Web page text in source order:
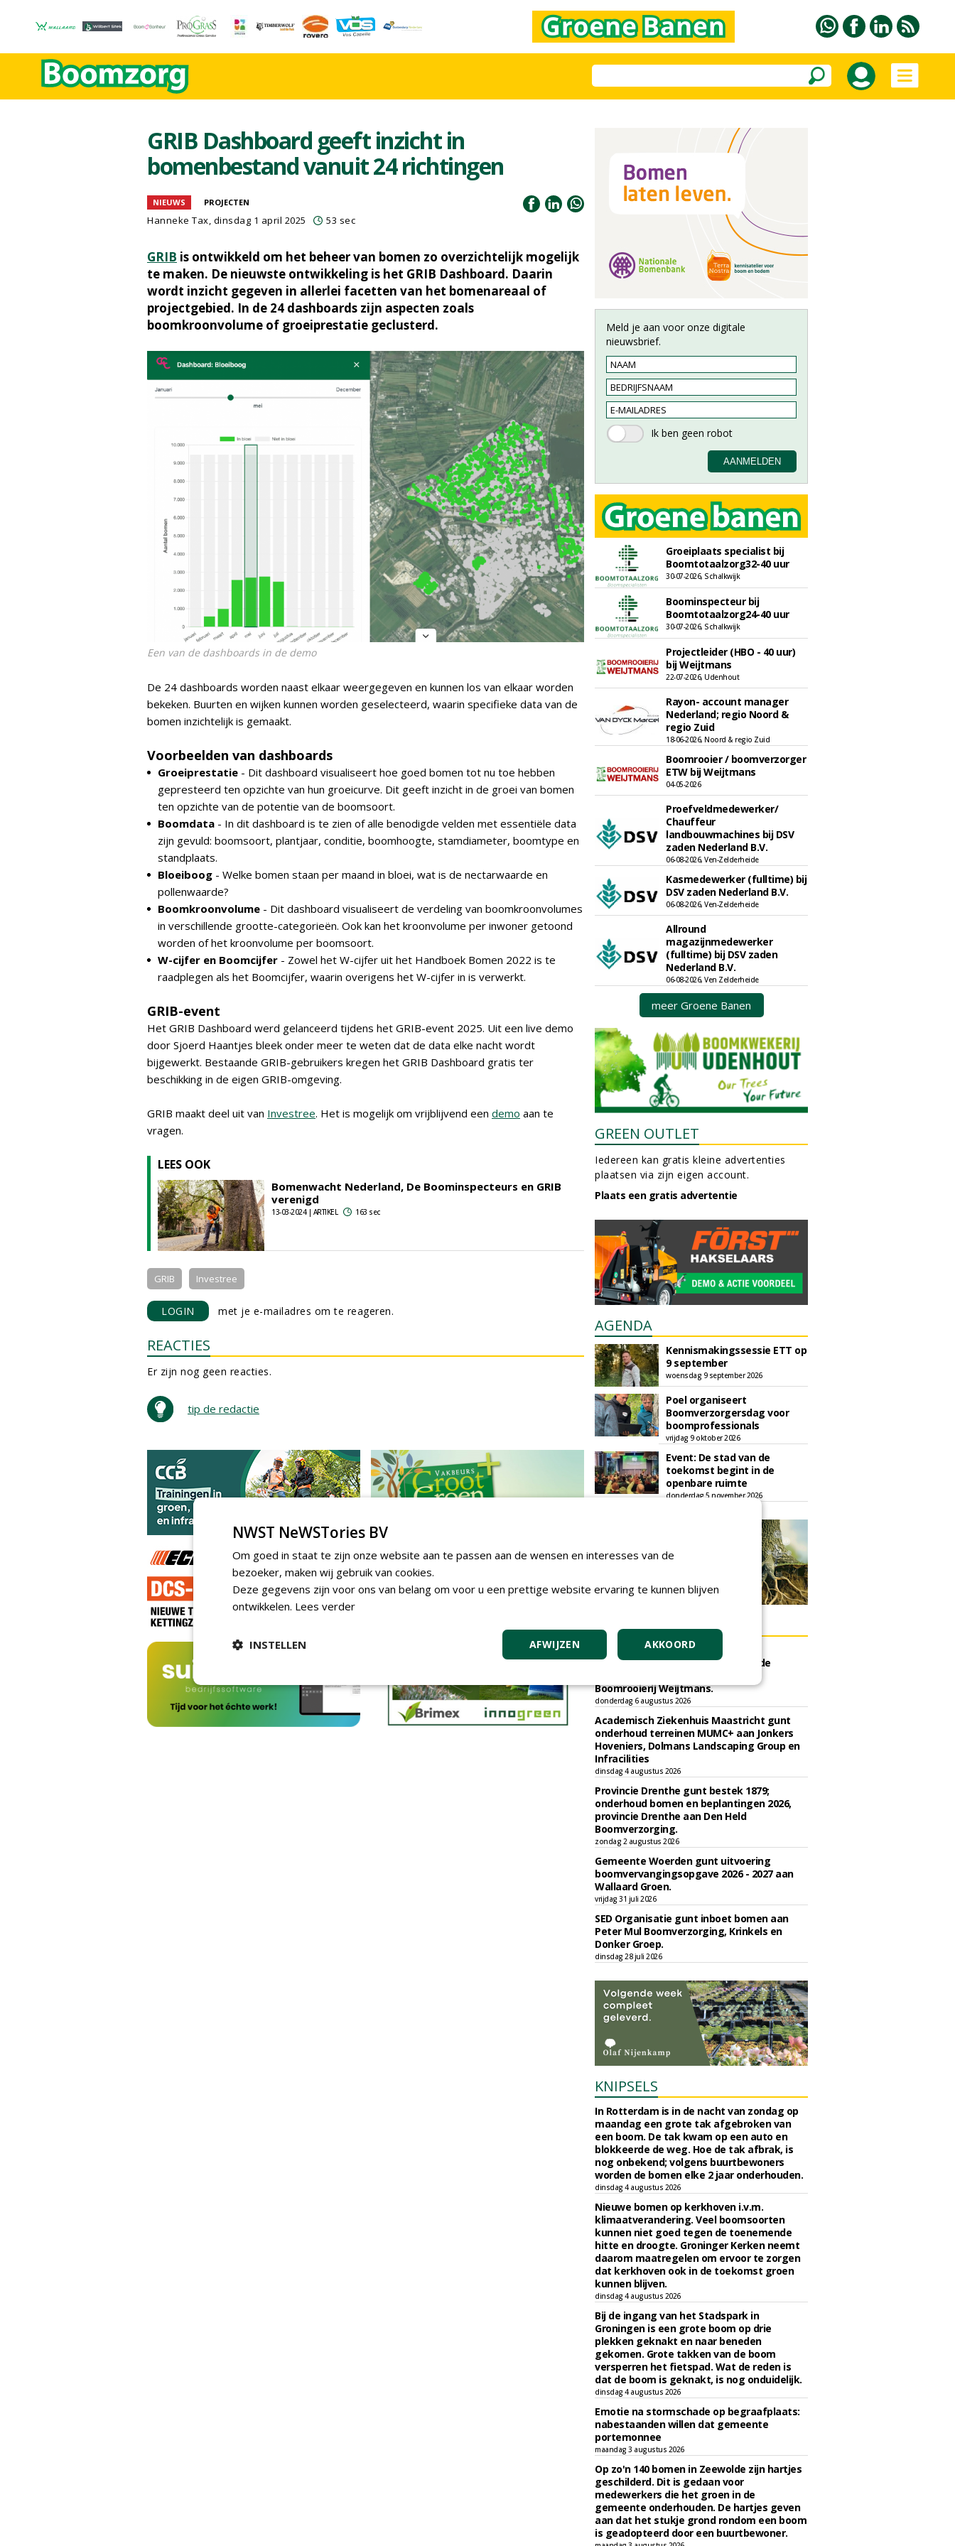
GRIB Dashboard geeft inzicht in
bomenbestand vanuit 24 richtingen
NIEUWS PROJECTEN
Hanneke Tax, dinsdag 1 april 2025 53 sec
GRIB is ontwikkeld om het beheer van bomen zo overzichtelijk mogelijk
te maken. De nieuwste ontwikkeling is het GRIB Dashboard. Daarin
wordt inzicht gegeven in allerlei facetten van het bomenareaal of
projectgebied. In de 24 dashboards zijn aspecten zoals
boomkroonvolume of groeiprestatie geclusterd.
Een van de dashboards in de demo
De 24 dashboards worden naast elkaar weergegeven en kunnen los van elkaar worden
bekeken. Buurten en wijken kunnen worden geselecteerd, waarin specifieke data van de
bomen inzichtelijk is gemaakt.
Voorbeelden van dashboards
Groeiprestatie - Dit dashboard visualiseert hoe goed bomen tot nu toe hebben
gepresteerd ten opzichte van hun groeicurve. Dit geeft inzicht in de groei van bomen
ten opzichte van de potentie van de boomsoort.
Boomdata - In dit dashboard is te zien of alle benodigde velden met essentiële data
zijn gevuld: boomsoort, plantjaar, conditie, boomhoogte, stamdiameter, boomtype en
standplaats.
Bloeiboog - Welke bomen staan per maand in bloei, wat is de nectarwaarde en
pollenwaarde?
Boomkroonvolume - Dit dashboard visualiseert de verdeling van boomkroonvolumes
in verschillende grootte-categorieën. Ook kan het kroonvolume per inwoner getoond
worden of het kroonvolume per boomsoort.
W-cijfer en Boomcijfer - Zowel het W-cijfer uit het Handboek Bomen 2022 is te
raadplegen als het Boomcijfer, waarin overigens het W-cijfer in is verwerkt.
GRIB-event
Het GRIB Dashboard werd gelanceerd tijdens het GRIB-event 2025. Uit een live demo
door Sjoerd Haantjes bleek onder meer te weten dat de data elke nacht wordt
bijgewerkt. Bestaande GRIB-gebruikers kregen het GRIB Dashboard gratis ter
beschikking in de eigen GRIB-omgeving.
GRIB maakt deel uit van Investree. Het is mogelijk om vrijblijvend een demo aan te
vragen.
LEES OOK
Bomenwacht Nederland, De Boominspecteurs en GRIB
verenigd
13-03-2024 | ARTIKEL 163 sec
GRIB Investree
LOGIN met je e-mailadres om te reageren.
REACTIES
Er zijn nog geen reacties.
tip de redactie
Meld je aan voor onze digitale
nieuwsbrief.
Groeiplaats specialist bij
Boomtotaalzorg32-40 uur
30-07-2026, Schalkwijk
Boominspecteur bij
Boomtotaalzorg24-40 uur
30-07-2026, Schalkwijk
Projectleider (HBO - 40 uur)
bij Weijtmans
22-07-2026, Udenhout
Rayon- account manager
Nederland; regio Noord &
regio Zuid
18-06-2026, Noord & regio Zuid
Boomrooier / boomverzorger
ETW bij Weijtmans
04-05-2026
Proefveldmedewerker/
Chauffeur
landbouwmachines bij DSV
zaden Nederland B.V.
06-08-2026, Ven-Zelderheide
Kasmedewerker (fulltime) bij
DSV zaden Nederland B.V.
06-08-2026, Ven-Zelderheide
Allround
magazijnmedewerker
(fulltime) bij DSV zaden
Nederland B.V.
06-08-2026, Ven Zelderheide
meer Groene Banen
GREEN OUTLET
Iedereen kan gratis kleine advertenties
plaatsen via zijn eigen account.
Plaats een gratis advertentie
AGENDA
Kennismakingssessie ETT op
9 september
woensdag 9 september 2026
Poel organiseert
Boomverzorgersdag voor
boomprofessionals
vrijdag 9 oktober 2026
Event: De stad van de
toekomst begint in de
openbare ruimte
donderdag 5 november 2026
TENDERS
Gemeente Eindhoven gunt groot
onderhoud ''Stedelijk bos'' binnen de
Boomrooierij Weijtmans.
donderdag 6 augustus 2026
Academisch Ziekenhuis Maastricht gunt
onderhoud terreinen MUMC+ aan Jonkers
Hoveniers, Dolmans Landscaping Group en
Infracilities
dinsdag 4 augustus 2026
Provincie Drenthe gunt bestek 1879;
onderhoud bomen en beplantingen 2026,
provincie Drenthe aan Den Held
Boomverzorging.
zondag 2 augustus 2026
Gemeente Woerden gunt uitvoering
boomvervangingsopgave 2026 - 2027 aan
Wallaard Groen.
vrijdag 31 juli 2026
SED Organisatie gunt inboet bomen aan
Peter Mul Boomverzorging, Krinkels en
Donker Groep.
dinsdag 28 juli 2026
KNIPSELS
In Rotterdam is in de nacht van zondag op
maandag een grote tak afgebroken van
een boom. De tak kwam op een auto en
blokkeerde de weg. Hoe de tak afbrak, is
nog onbekend; volgens buurtbewoners
worden de bomen elke 2 jaar onderhouden.
dinsdag 4 augustus 2026
Nieuwe bomen op kerkhoven i.v.m.
klimaatverandering. Veel boomsoorten
kunnen niet goed tegen de toenemende
hitte en droogte. Groninger Kerken neemt
daarom maatregelen om ervoor te zorgen
dat kerkhoven ook in de toekomst groen
kunnen blijven.
dinsdag 4 augustus 2026
Bij de ingang van het Stadspark in
Groningen is een grote boom op drie
plekken geknakt en naar beneden
gekomen. Grote takken van de boom
versperren het fietspad. Wat de reden is
dat de boom is geknakt, is nog onduidelijk.
dinsdag 4 augustus 2026
Emotie na stormschade op begraafplaats:
nabestaanden willen dat gemeente
portemonnee
maandag 3 augustus 2026
Op zo'n 140 bomen in Zeewolde zijn hartjes
geschilderd. Dit is gedaan voor
medewerkers die het groen in de
gemeente onderhouden. De hartjes geven
aan dat het stukje grond rondom een boom
is geadopteerd door een buurtbewoner.
NWST NeWSTories BV
Om goed in staat te zijn onze website aan te passen aan de wensen en interesses van de
bezoeker, maken wij gebruik van cookies.
Deze gegevens zijn voor ons van belang om voor u een prettige website ervaring te kunnen blijven
ontwikkelen. Lees verder
AKKOORD
AFWIJZEN
INSTELLEN